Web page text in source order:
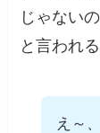
じゃない
と言われ
え～